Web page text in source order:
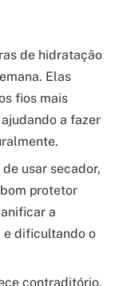
de hidratação
Elas
fios mais
a fazer
usar secador,
protetor
a
e dificultando o
contraditório,